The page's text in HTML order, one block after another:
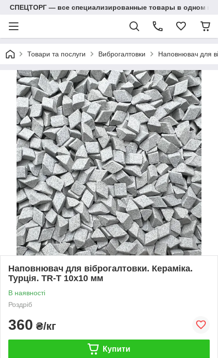
СПЕЦТОРГ — все специализированные товары в одном
Товари та послуги Виброгалтовки Наповнювач для
Наповнювач для віброгалтовки. Кераміка.
Турція. TR-T 10x10 мм
В наявності
Роздріб
360 ₴/кг
Купити